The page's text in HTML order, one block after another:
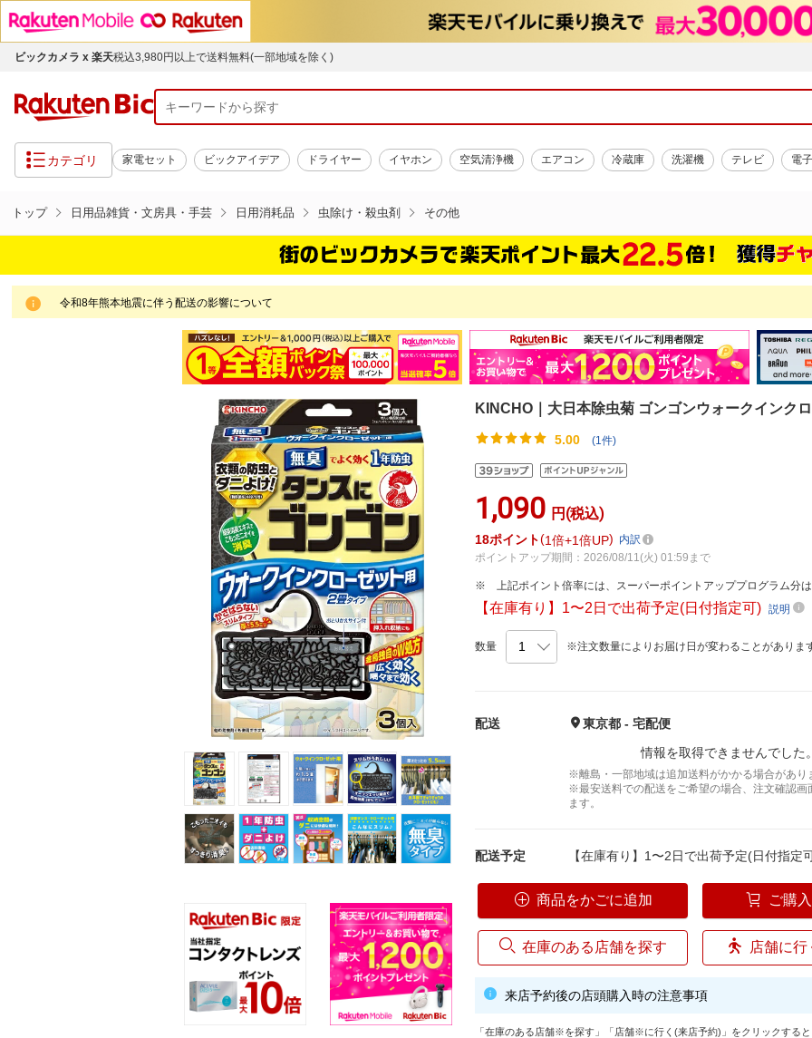
ビックカメラ x 楽天税込3,980円以上で送料無料(一部地域を除く)
カテゴリ 家電セット ビックアイデア ドライヤー イヤホン 空気清浄機 エアコン 冷蔵庫 洗濯機 テレビ 電
トップ 日用品雑貨・文房具・手芸 日用消耗品 虫除け・殺虫剤 その他
令和8年熊本地震に伴う配送の影響について
KINCHO｜大日本除虫菊 ゴンゴンウォークインク
5.00 (1件)
1,090 円(税込)
18ポイント 1倍 1倍UP
内訳
ポイントアップ期間：2026/08/11(火) 01:59まで
上記ポイント倍率には、スーパーポイントアッププログラム分
【在庫有り】1〜2日で出荷予定(日付指定可)説明
数量 ※注文数量によりお届け日が変わることがありま
配送
東京都 - 宅配便
情報を取得できませんでした
※離島・一部地域は追加送料がかかる場合があり
※最安送料での配送をご希望の場合、注文確認画
ます。
配送予定 【在庫有り】1〜2日で出荷予定(日付指定
商品をかごに追加 ご購
在庫のある店舗を探す 店舗に行
来店予約後の店頭購入時の注意事項
「在庫のある店舗※を探す」「店舗※に行く(来店予約)」をクリックする